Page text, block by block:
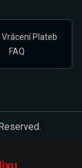
Vrácení Plateb
FAQ